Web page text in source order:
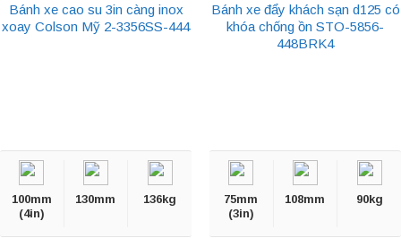
Bánh xe cao su 3in càng inox
xoay Colson Mỹ 2-3356SS-444
Bánh xe đẩy khách sạn d125 có
khóa chống ồn STO-5856-
448BRK4
100mm
(4in)
130mm 136kg
75mm
(3in)
108mm 90kg